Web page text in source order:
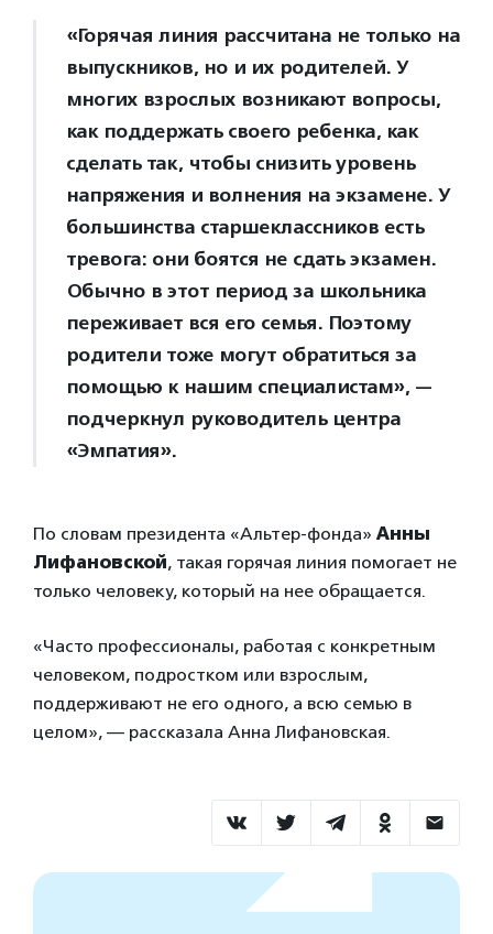
«Горячая линия рассчитана не только на
выпускников, но и их родителей. У
многих взрослых возникают вопросы,
как поддержать своего ребенка, как
сделать так, чтобы снизить уровень
напряжения и волнения на экзамене. У
большинства старшеклассников есть
тревога: они боятся не сдать экзамен.
Обычно в этот период за школьника
переживает вся его семья. Поэтому
родители тоже могут обратиться за
помощью к нашим специалистам», —
подчеркнул руководитель центра
«Эмпатия».
По словам президента «Альтер-фонда» Анны
Лифановской, такая горячая линия помогает не
только человеку, который на нее обращается.
«Часто профессионалы, работая с конкретным
человеком, подростком или взрослым,
поддерживают не его одного, а всю семью в
целом», — рассказала Анна Лифановская.